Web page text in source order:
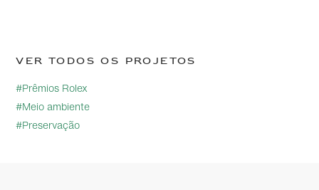
Ver todos os projetos
#Prêmios Rolex
#Meio ambiente
#Preservação